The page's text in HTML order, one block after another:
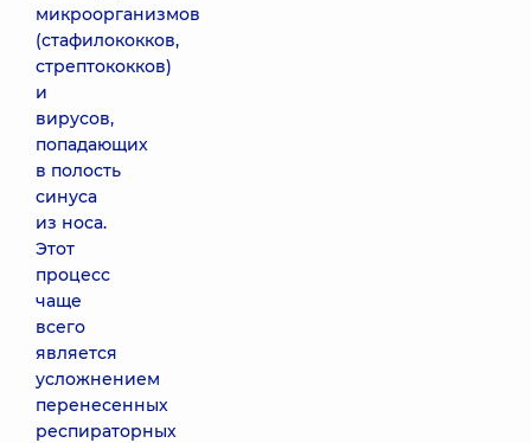
микроорганизмов
(стафилококков,
стрептококков)
и
вирусов,
попадающих
в полость
синуса
из носа.
Этот
процесс
чаще
всего
является
усложнением
перенесенных
респираторных